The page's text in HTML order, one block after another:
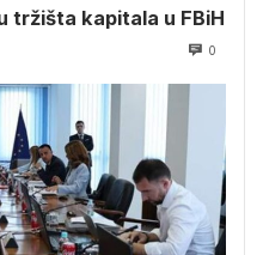
tržišta kapitala u FBiH
0